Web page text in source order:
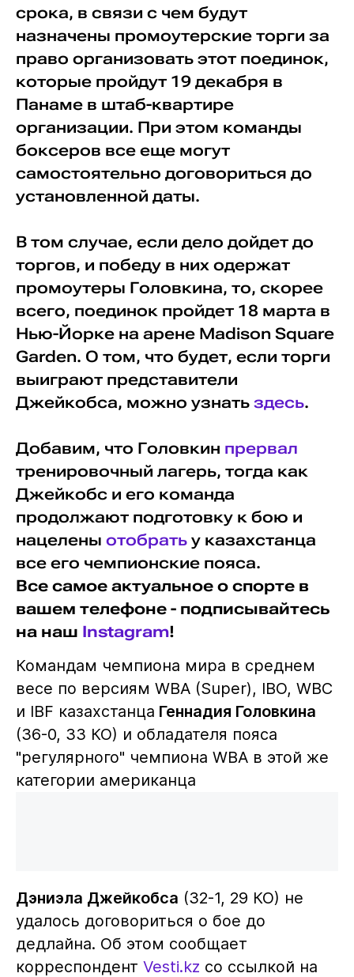
срока, в связи с чем будут
назначены промоутерские торги за
право организовать этот поединок,
которые пройдут 19 декабря в
Панаме в штаб-квартире
организации. При этом команды
боксеров все еще могут
самостоятельно договориться до
установленной даты.
В том случае, если дело дойдет до
торгов, и победу в них одержат
промоутеры Головкина, то, скорее
всего, поединок пройдет 18 марта в
Нью-Йорке на арене Madison Square
Garden. О том, что будет, если торги
выиграют представители
Джейкобса, можно узнать здесь.
Добавим, что Головкин прервал
тренировочный лагерь, тогда как
Джейкобс и его команда
продолжают подготовку к бою и
нацелены отобратьу казахстанца
все его чемпионские пояса.
Все самое актуальное о спорте в
вашем телефоне - подписывайтесь
на наш Instagram!
Командам чемпиона мира в среднем
весе по версиям WBA (Super), IBO, WBC
и IBF казахстанца Геннадия Головкина
(36-0, 33 КО) и обладателя пояса
"регулярного" чемпиона WBA в этой же
категории американца
Дэниэла Джейкобса (32-1, 29 КО) не
удалось договориться о бое до
дедлайна. Об этом сообщает
корреспондент Vesti.kz cо ссылкой на